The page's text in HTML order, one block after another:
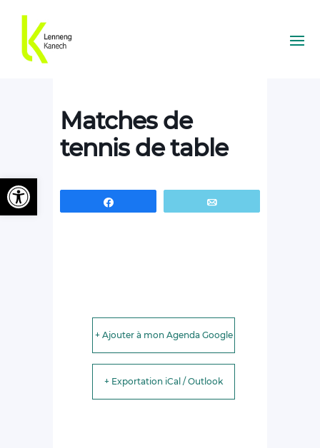
Matches de
tennis de table
+ Ajouter à mon Agenda Google
+ Exportation iCal / Outlook
Ouvrir la barre d’outils